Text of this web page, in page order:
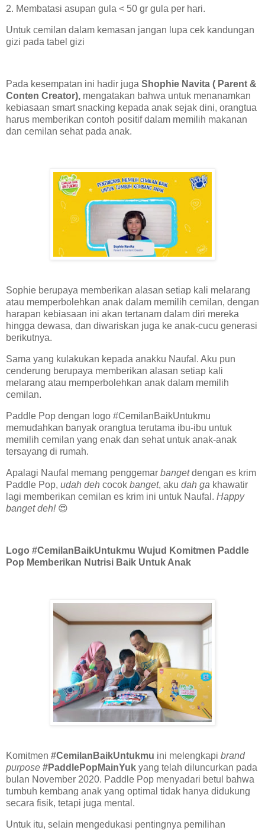
2. Membatasi asupan gula < 50 gr gula per hari.
Untuk cemilan dalam kemasan jangan lupa cek kandungan
gizi pada tabel gizi
Pada kesempatan ini hadir juga Shophie Navita ( Parent &
Conten Creator), mengatakan bahwa untuk menanamkan
kebiasaan smart snacking kepada anak sejak dini, orangtua
harus memberikan contoh positif dalam memilih makanan
dan cemilan sehat pada anak.
Sophie berupaya memberikan alasan setiap kali melarang
atau memperbolehkan anak dalam memilih cemilan, dengan
harapan kebiasaan ini akan tertanam dalam diri mereka
hingga dewasa, dan diwariskan juga ke anak-cucu generasi
berikutnya.
Sama yang kulakukan kepada anakku Naufal. Aku pun
cenderung berupaya memberikan alasan setiap kali
melarang atau memperbolehkan anak dalam memilih
cemilan.
Paddle Pop dengan logo #CemilanBaikUntukmu
memudahkan banyak orangtua terutama ibu-ibu untuk
memilih cemilan yang enak dan sehat untuk anak-anak
tersayang di rumah.
Apalagi Naufal memang penggemar bangetdengan es krim
Paddle Pop, udah deh cocok banget, aku dah ga khawatir
lagi memberikan cemilan es krim ini untuk Naufal. Happy
banget deh! 😍
Logo #CemilanBaikUntukmu Wujud Komitmen Paddle
Pop Memberikan Nutrisi Baik Untuk Anak
Komitmen #CemilanBaikUntukmu ini melengkapi brand
purpose #PaddlePopMainYuk yang telah diluncurkan pada
bulan November 2020. Paddle Pop menyadari betul bahwa
tumbuh kembang anak yang optimal tidak hanya didukung
secara fisik, tetapi juga mental.
Untuk itu, selain mengedukasi pentingnya pemilihan